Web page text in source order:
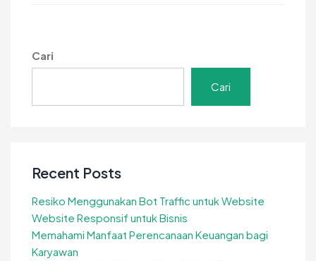
agar
Cari
Cari
Recent Posts
Resiko Menggunakan Bot Traffic untuk Website
Website Responsif untuk Bisnis
Memahami Manfaat Perencanaan Keuangan bagi
Karyawan